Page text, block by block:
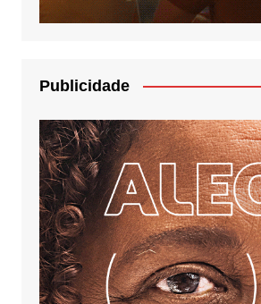
Publicidade